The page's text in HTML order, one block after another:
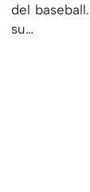
del
su…